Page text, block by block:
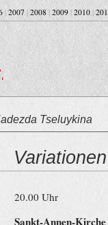
| 2007 | 2008 | 2009 | 2010|
Tseluykina
Variationen
20.00 Uhr
Sankt-Annen-Kirche